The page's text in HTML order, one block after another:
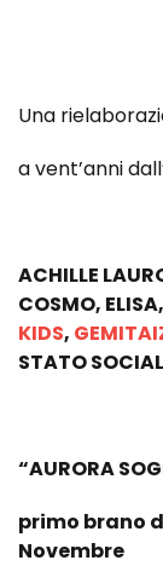
Una
a vent’anni
ACHILLE
COSMO, ELISA,
KIDS,
STATO
“AURORA
primo brano
Novembre